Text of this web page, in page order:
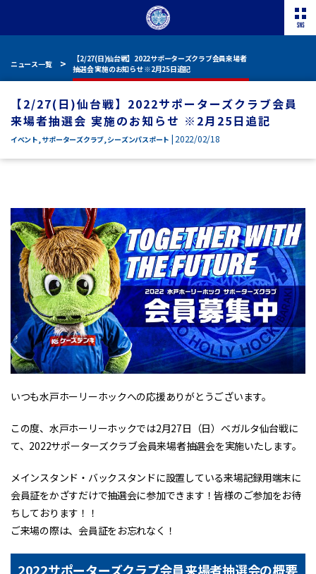
ニュース一覧
【2/27(日)仙台戦】2022サポーターズクラブ会員来場者
抽選会 実施のお知らせ ※2月25日追記
【2/27(日)仙台戦】2022サポーターズクラブ会員
来場者抽選会 実施のお知らせ ※2月25日追記
イベント,サポーターズクラブ,シーズンパスポート | 2022/02/18
いつも水戸ホーリーホックへの応援ありがとうございます。
この度、水戸ホーリーホックでは2月27日（日）ベガルタ仙台戦に
て、2022サポーターズクラブ会員来場者抽選会を実施いたします。
メインスタンド・バックスタンドに設置している来場記録用端末に
会員証をかざすだけで抽選会に参加できます！皆様のご参加をお待
ちしております！！
ご来場の際は、会員証をお忘れなく！
2022サポーターズクラブ会員来場者抽選会の概要